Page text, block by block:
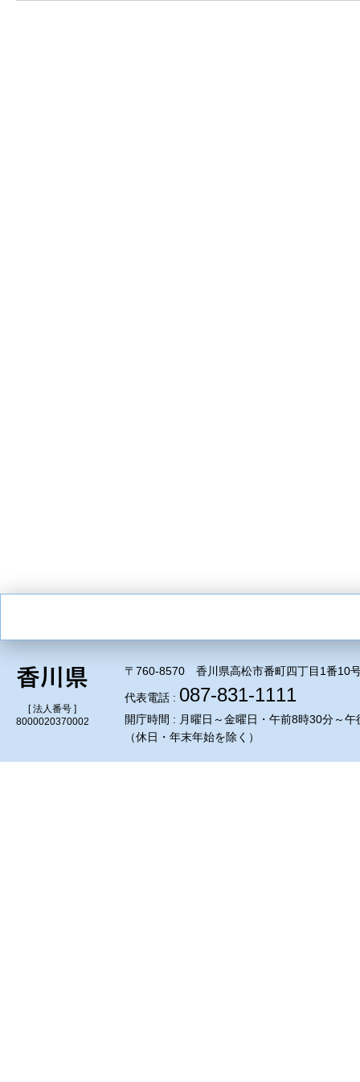
[ 法人番号 ]
8000020370002
〒760-8570 香川県高松市番町四丁目1番10
代表電話 : 087-831-1111
開庁時間 : 月曜日～金曜日・午前8時30分～午
（休日・年末年始を除く）